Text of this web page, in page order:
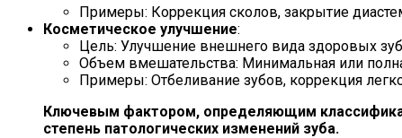
Примеры: Коррекция сколов, закрытие
Косметическое улучшение:
Цель: Улучшение внешнего вида здоровых
Объем вмешательства: Минимальная или
Примеры: Отбеливание зубов, коррекция
Ключевым фактором, определяющим
степень патологических изменений зуба.